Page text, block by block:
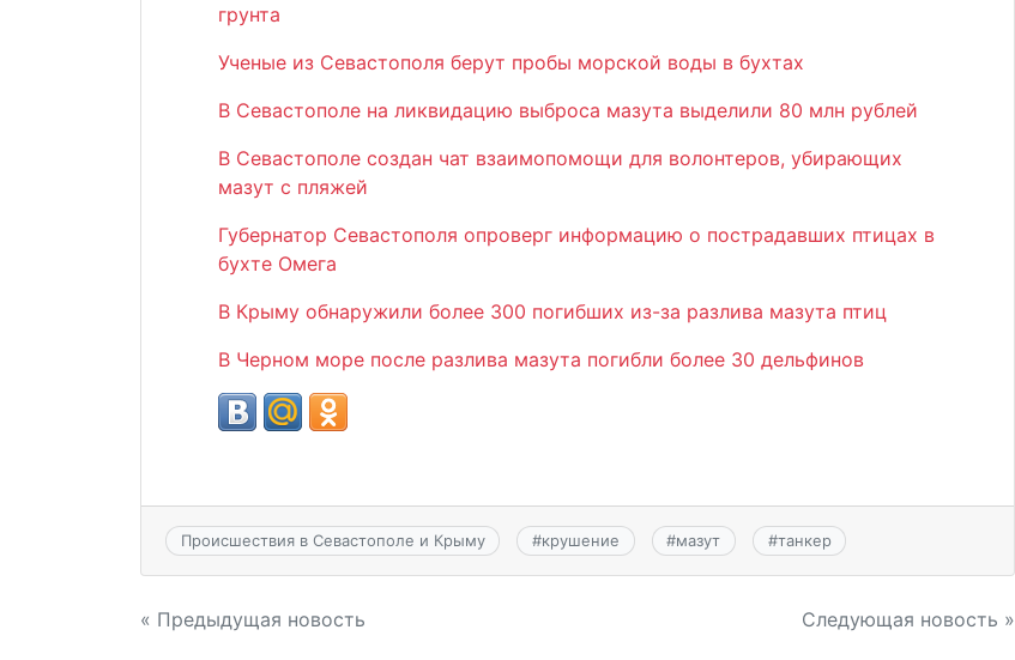
грунта
Ученые из Севастополя берут пробы морской воды в бухтах
В Севастополе на ликвидацию выброса мазута выделили 80 млн рублей
В Севастополе создан чат взаимопомощи для волонтеров, убирающих
мазут с пляжей
Губернатор Севастополя опроверг информацию о пострадавших птицах в
бухте Омега
В Крыму обнаружили более 300 погибших из-за разлива мазута птиц
В Черном море после разлива мазута погибли более 30 дельфинов
Происшествия в Севастополе и Крыму #крушение #мазут #танкер
Навигация
« Предыдущая новость Следующая новость »